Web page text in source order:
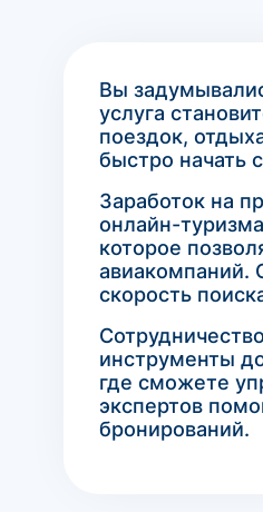
Вы
услуга
поездок,
быстро начать
Заработок на
онлайн-
которое
авиакомпаний.
скорость
инструменты
где сможете
экспертов
бронирований.